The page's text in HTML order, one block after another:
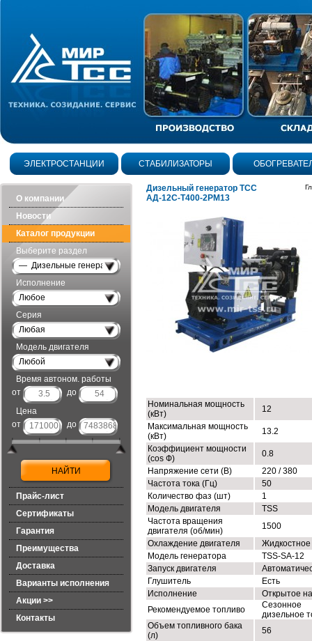
ЭЛЕКТРОСТАНЦИИ СТАБИЛИЗАТОРЫ
О компании
Новости
Каталог продукции
Выберите раздел
— Дизельные генераторы открытого исполнения
Исполнение
Любое
Серия
Любая
Модель двигателя
Любой
Время автоном. работы
от
до
Цена
от
до
Прайс-лист
Сертификаты
Гарантия
Преимущества
Доставка
Варианты исполнения
Акции >>
Контакты
Дизельный генератор ТСС
АД-12С-Т400-2РМ13
Номинальная мощность
(кВт)
12
Максимальная мощность
(кВт)
13.2
Коэффициент мощности
(cos Ф)
0.8
Напряжение сети (В)
220 / 380
Частота тока (Гц)
50
Количество фаз (шт)
1
Модель двигателя
TSS
Частота вращения
двигателя (об/мин)
1500
Охлаждение двигателя
Жидкостное
Модель генератора
TSS-SA-12
Запуск двигателя
Глушитель
Есть
Исполнение
Открытое
Рекомендуемое топливо
Сезонное
дизельное
Объем топливного бака
(л)
56